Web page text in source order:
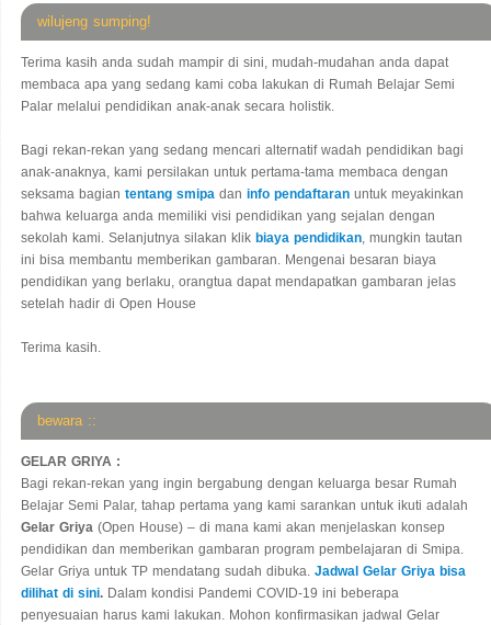
wilujeng sumping!
Terima kasih anda sudah mampir di sini, mudah-mudahan anda dapat
membaca apa yang sedang kami coba lakukan di Rumah Belajar Semi
Palar melalui pendidikan anak-anak secara holistik.
Bagi rekan-rekan yang sedang mencari alternatif wadah pendidikan bagi
anak-anaknya, kami persilakan untuk pertama-tama membaca dengan
seksama bagian tentang smipa dan info pendaftaran untuk meyakinkan
bahwa keluarga anda memiliki visi pendidikan yang sejalan dengan
sekolah kami. Selanjutnya silakan klik biaya pendidikan, mungkin tautan
ini bisa membantu memberikan gambaran. Mengenai besaran biaya
pendidikan yang berlaku, orangtua dapat mendapatkan gambaran jelas
setelah hadir di Open House
Terima kasih.
bewara ::
GELAR GRIYA :
Bagi rekan-rekan yang ingin bergabung dengan keluarga besar Rumah
Belajar Semi Palar, tahap pertama yang kami sarankan untuk ikuti adalah
Gelar Griya (Open House) – di mana kami akan menjelaskan konsep
pendidikan dan memberikan gambaran program pembelajaran di Smipa.
Gelar Griya untuk TP mendatang sudah dibuka. Jadwal Gelar Griya bisa
dilihat di sini. Dalam kondisi Pandemi COVID-19 ini beberapa
penyesuaian harus kami lakukan. Mohon konfirmasikan jadwal Gelar